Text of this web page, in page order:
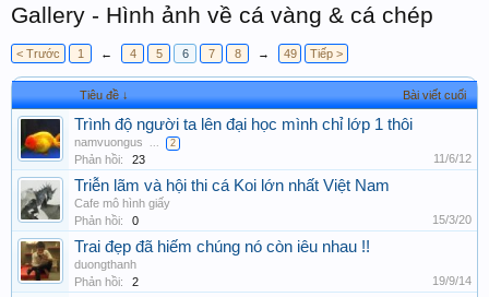
Gallery - Hình ảnh về cá vàng & cá chép
< Trước 1 ← 4 5 6 7 8 → 49 Tiếp >
Tiêu đề ↓ Bài viết cuối
Trình độ người ta lên đại học mình chỉ lớp 1 thôi
namvuongus 2
Phản hồi: 23 11/6/12
Triễn lãm và hội thi cá Koi lớn nhất Việt Nam
Cafe mô hình giấy
Phản hồi:
0 15/3/20
Trai đẹp đã hiếm chúng nó còn iêu nhau !!
duongthanh
Phản hồi:
2 19/9/14